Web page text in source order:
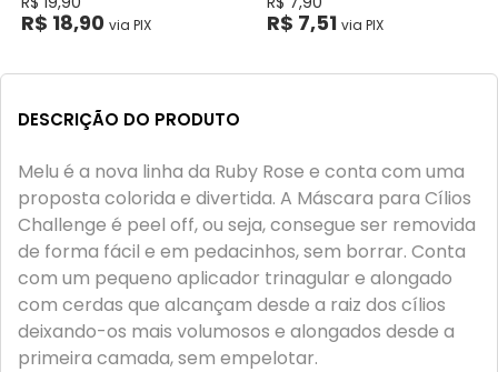
R$ 18,90 via PIX R$ 7,51 via PIX
DESCRIÇÃO DO PRODUTO
Melu é a nova linha da Ruby Rose e conta com uma
proposta colorida e divertida. A Máscara para Cílios
Challenge é peel off, ou seja, consegue ser removida
de forma fácil e em pedacinhos, sem borrar. Conta
com um pequeno aplicador trinagular e alongado
com cerdas que alcançam desde a raiz dos cílios
deixando-os mais volumosos e alongados desde a
primeira camada, sem empelotar.